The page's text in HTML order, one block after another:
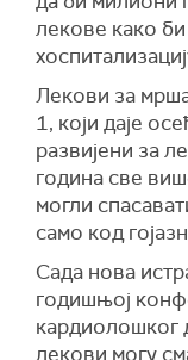
лекове како
Лекови за
1, који даје
развијени за
година све
могли
само код
Сада нова
годишњој
кардиолошког
лекови могу